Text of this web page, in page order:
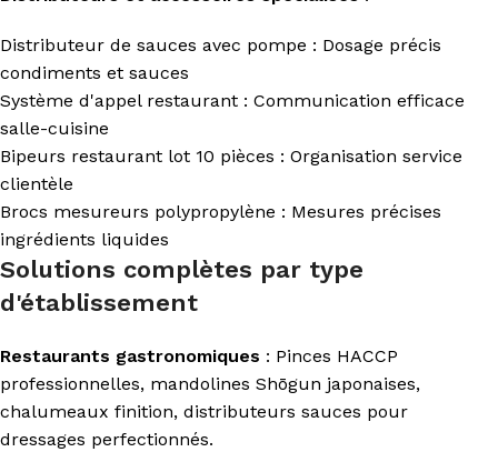
Distributeur de sauces avec pompe : Dosage précis
condiments et sauces
Système d'appel restaurant : Communication efficace
salle-cuisine
Bipeurs restaurant lot 10 pièces : Organisation service
clientèle
Brocs mesureurs polypropylène : Mesures précises
ingrédients liquides
Solutions complètes par type
d'établissement
Restaurants gastronomiques : Pinces HACCP
professionnelles, mandolines Shōgun japonaises,
chalumeaux finition, distributeurs sauces pour
dressages perfectionnés.